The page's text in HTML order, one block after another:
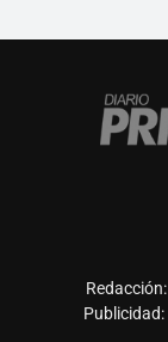
Redacción:
Publicidad: